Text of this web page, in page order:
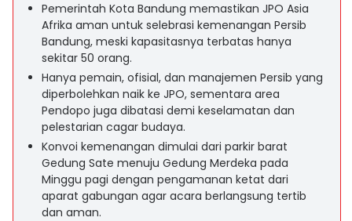
Pemerintah Kota Bandung memastikan JPO Asia
Afrika aman untuk selebrasi kemenangan Persib
Bandung, meski kapasitasnya terbatas hanya
sekitar 50 orang.
Hanya pemain, ofisial, dan manajemen Persib yang
diperbolehkan naik ke JPO, sementara area
Pendopo juga dibatasi demi keselamatan dan
pelestarian cagar budaya.
Konvoi kemenangan dimulai dari parkir barat
Gedung Sate menuju Gedung Merdeka pada
Minggu pagi dengan pengamanan ketat dari
aparat gabungan agar acara berlangsung tertib
dan aman.